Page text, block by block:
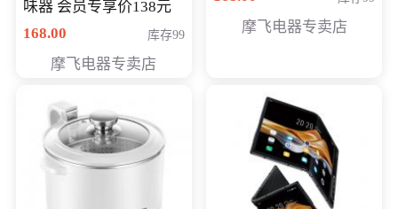
味器 会员专享价138元
168.00
库存99
摩飞电器专卖店
摩飞电器专卖店